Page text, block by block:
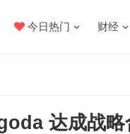
今日热门 财经
达成战略